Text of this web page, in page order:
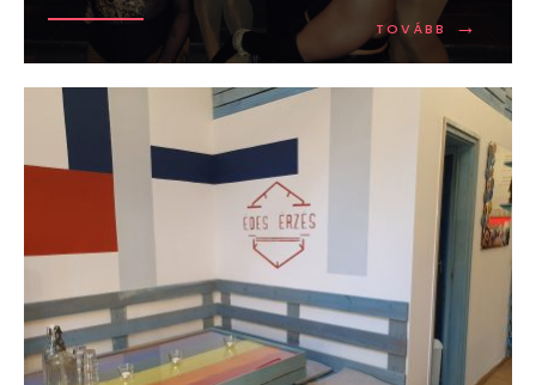
TOVÁBB →
TOVÁBB:
EDITH
PHOENIX
=
THE
PARTY